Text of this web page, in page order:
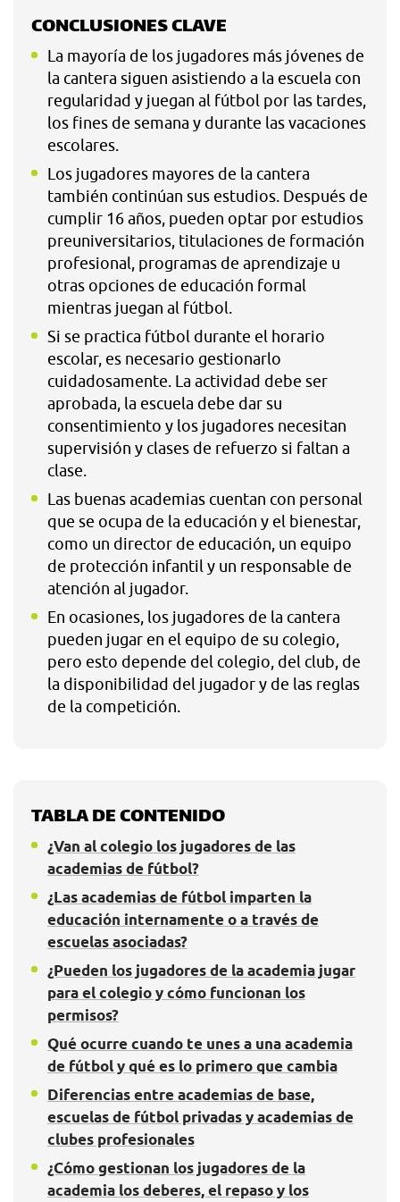
CONCLUSIONES CLAVE
La mayoría de los jugadores más jóvenes de
la cantera siguen asistiendo a la escuela con
regularidad y juegan al fútbol por las tardes,
los fines de semana y durante las vacaciones
escolares.
Los jugadores mayores de la cantera
también continúan sus estudios. Después de
cumplir 16 años, pueden optar por estudios
preuniversitarios, titulaciones de formación
profesional, programas de aprendizaje u
otras opciones de educación formal
mientras juegan al fútbol.
Si se practica fútbol durante el horario
escolar, es necesario gestionarlo
cuidadosamente. La actividad debe ser
aprobada, la escuela debe dar su
consentimiento y los jugadores necesitan
supervisión y clases de refuerzo si faltan a
clase.
Las buenas academias cuentan con personal
que se ocupa de la educación y el bienestar,
como un director de educación, un equipo
de protección infantil y un responsable de
atención al jugador.
En ocasiones, los jugadores de la cantera
pueden jugar en el equipo de su colegio,
pero esto depende del colegio, del club, de
la disponibilidad del jugador y de las reglas
de la competición.
TABLA DE CONTENIDO
¿Van al colegio los jugadores de las
academias de fútbol?
¿Las academias de fútbol imparten la
educación internamente o a través de
escuelas asociadas?
¿Pueden los jugadores de la academia jugar
para el colegio y cómo funcionan los
permisos?
Qué ocurre cuando te unes a una academia
de fútbol y qué es lo primero que cambia
Diferencias entre academias de base,
escuelas de fútbol privadas y academias de
clubes profesionales
¿Cómo gestionan los jugadores de la
academia los deberes, el repaso y los